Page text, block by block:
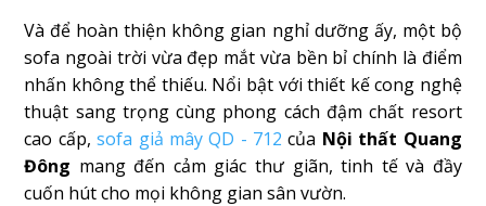
Và để hoàn thiện không gian nghỉ dưỡng ấy, một bộ
sofa ngoài trời vừa đẹp mắt vừa bền bỉ chính là điểm
nhấn không thể thiếu. Nổi bật với thiết kế cong nghệ
thuật sang trọng cùng phong cách đậm chất resort
cao cấp,sofa giả mây QD - 712 của Nội thất Quang
Đông mang đến cảm giác thư giãn, tinh tế và đầy
cuốn hút cho mọi không gian sân vườn.